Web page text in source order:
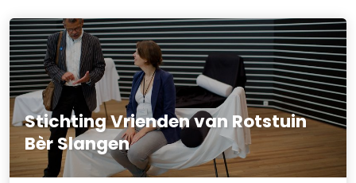
Stichting Vrienden van Rotstuin
Bèr Slangen